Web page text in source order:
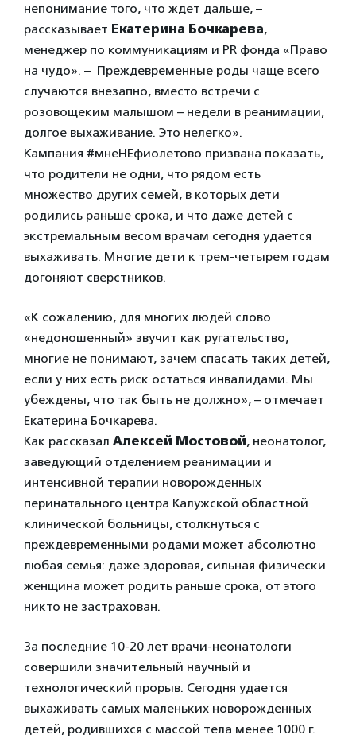
непонимание того, что ждет дальше, –
рассказывает Екатерина Бочкарева,
менеджер по коммуникациям и PR фонда «Право
на чудо». – Преждевременные роды чаще всего
случаются внезапно, вместо встречи с
розовощеким малышом – недели в реанимации,
долгое выхаживание. Это нелегко».
Кампания #мнеНЕфиолетово призвана показать,
что родители не одни, что рядом есть
множество других семей, в которых дети
родились раньше срока, и что даже детей с
экстремальным весом врачам сегодня удается
выхаживать. Многие дети к трем-четырем годам
догоняют сверстников.
«К сожалению, для многих людей слово
«недоношенный» звучит как ругательство,
многие не понимают, зачем спасать таких детей,
если у них есть риск остаться инвалидами. Мы
убеждены, что так быть не должно», – отмечает
Екатерина Бочкарева.
Как рассказал Алексей Мостовой, неонатолог,
заведующий отделением реанимации и
интенсивной терапии новорожденных
перинатального центра Калужской областной
клинической больницы, столкнуться с
преждевременными родами может абсолютно
любая семья: даже здоровая, сильная физически
женщина может родить раньше срока, от этого
никто не застрахован.
За последние 10-20 лет врачи-неонатологи
совершили значительный научный и
технологический прорыв. Сегодня удается
выхаживать самых маленьких новорожденных
детей, родившихся с массой тела менее 1000 г.